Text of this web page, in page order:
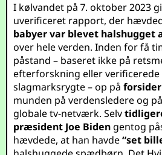
I kølvandet på 7. oktober 2023
uverificeret rapport, der
babyer var blevet halshugget
over hele verden. Inden for få
påstand – baseret ikke på
efterforskning eller verificerede
slagmarksrygte – op på
munden på verdensledere og
globale tv-netværk. Selv
præsident Joe Biden gentog
hævdede, at han havde“set